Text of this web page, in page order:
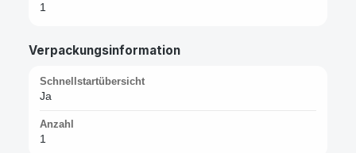
1
Verpackungsinformation
Schnellstartübersicht
Ja
Anzahl
1